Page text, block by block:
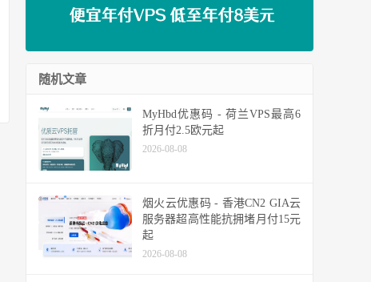
随机文章
MyHbd优惠码 - 荷兰VPS最高6
折月付2.5欧元起
2026-08-08
烟火云优惠码 - 香港CN2 GIA云
服务器超高性能抗拥堵月付15元
起
2026-08-08